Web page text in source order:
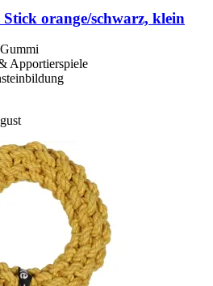
orange/schwarz, klein
Apportierspiele